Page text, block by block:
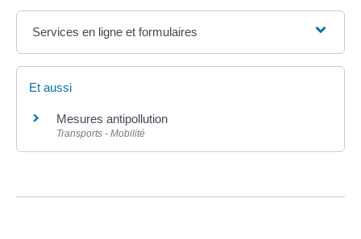
Services en ligne et formulaires
Et aussi
Mesures antipollution
Transports - Mobilité